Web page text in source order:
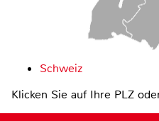
Schweiz
Klicken Sie auf Ihre PLZ